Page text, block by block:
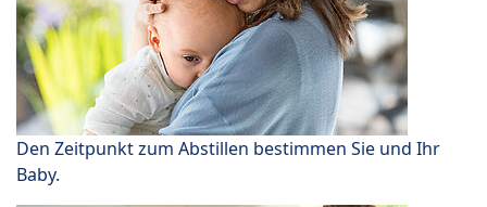
Den Zeitpunkt zum Abstillen bestimmen Sie und Ihr
Baby.